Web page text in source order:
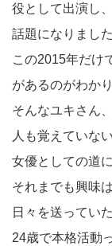
役として出演し
話題になりました
この2015年だけ
があるのがわかり
そんなユキさん
人も覚えていな
女優としての道
それまでも興味
日々を送ってい
24歳で本格活動